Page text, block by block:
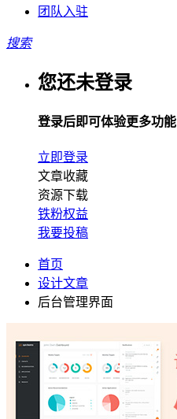
团队入驻
搜索
您还未登录
登录后即可体验更多功能
立即登录
文章收藏
资源下载
铁粉权益
我要投稿
首页
设计文章
后台管理界面